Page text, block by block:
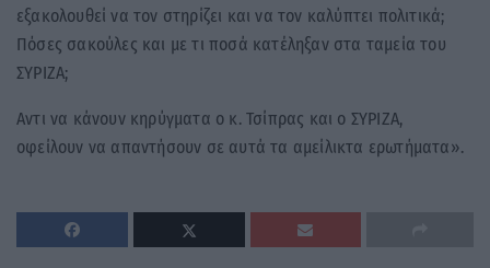
εξακολουθεί να τον στηρίζει και να τον καλύπτει πολιτικά;
Πόσες σακούλες και με τι ποσά κατέληξαν στα ταμεία του
ΣΥΡΙΖΑ;
Αντι να κάνουν κηρύγματα ο κ. Τσίπρας και ο ΣΥΡΙΖΑ,
οφείλουν να απαντήσουν σε αυτά τα αμείλικτα ερωτήματα».